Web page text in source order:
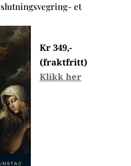
et
Kr 349,-
(fraktfritt)
Klikk her